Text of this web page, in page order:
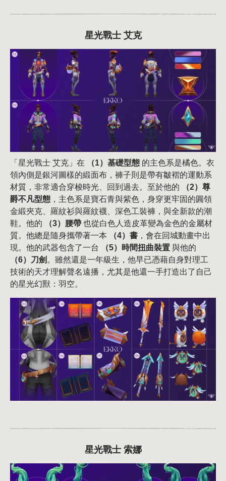
星光戰士 艾克
「星光戰士 艾克」在 （1）基礎型態 的主色系是橘色。衣
領內側是銀河圖樣的緞面布，褲子則是帶有皺褶的運動系
材質，非常適合穿梭時光、回到過去。至於他的
（2）尊
爵不凡型態 ，主色系是寶石青與紫色，身穿更牢固的圓領
金緞夾克、羅紋衫與羅紋襪、深色工裝褲，與全新款的潮
鞋。他的
（3）腰帶 也從白色人造皮革變為金色的金屬材
質。他總是隨身攜帶著一本
（4）書 ，會在回城動畫中出
現。他的武器包含了一台
（5）時間扭曲裝置 與他的
（6）刀劍 。雖然還是一年級生，他早已憑藉自身對理工
技術的天才理解聲名遠播，尤其是他還一手打造出了自己
的星光幻獸：羽空。
星光戰士 索娜